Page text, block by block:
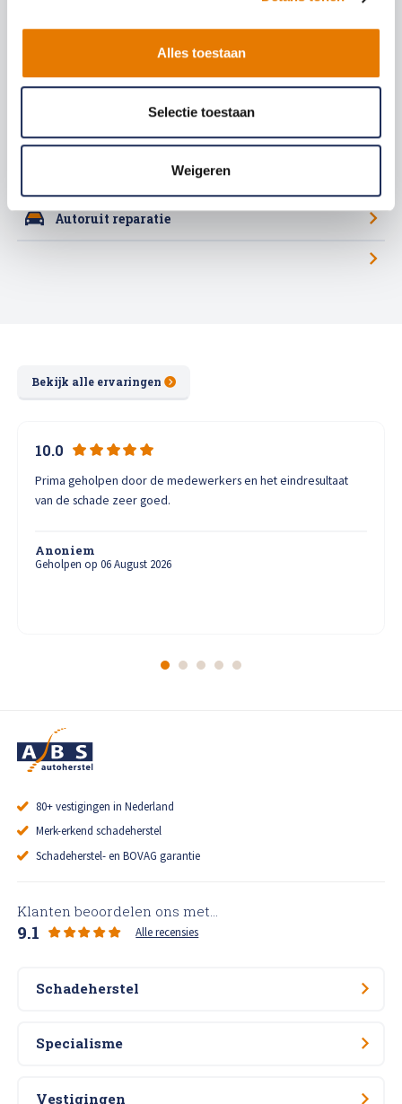
Alles toestaan
Selectie toestaan
Weigeren
Kleine autoschade herstellen
Auto uitdeuken zonder spuiten
Autoruit reparatie
Bekijk alle ervaringen
10.0
Prima geholpen door de medewerkers en het eindresultaat
van de schade zeer goed.
Anoniem
Geholpen op 06 August 2026
80+ vestigingen in Nederland
Merk-erkend schadeherstel
Schadeherstel- en BOVAG garantie
Klanten beoordelen ons met...
9.1 Alle recensies
Schadeherstel
Specialisme
Vestigingen